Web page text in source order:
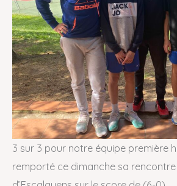
3 sur 3 pour notre équipe première
remporté ce dimanche sa rencontre